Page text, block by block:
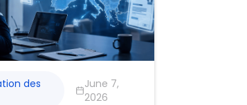
des
June 7,
2026